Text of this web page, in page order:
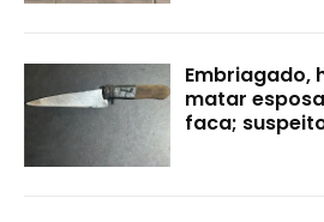
Embriagado,
matar
faca;